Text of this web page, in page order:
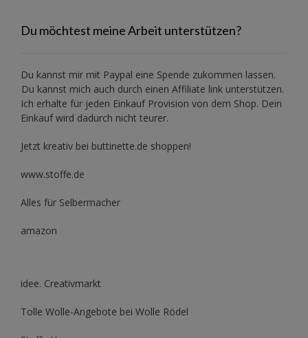
Du möchtest meine Arbeit unterstützen?
Du kannst mir mit Paypal eine Spende zukommen lassen.
Du kannst mich auch durch einen Affiliate link unterstützen.
Ich erhalte für jeden Einkauf Provision von dem Shop. Dein
Einkauf wird dadurch nicht teurer.
Jetzt kreativ bei buttinette.de shoppen!
www.stoffe.de
Alles für Selbermacher
amazon
idee. Creativmarkt
Tolle Wolle-Angebote bei Wolle Rödel